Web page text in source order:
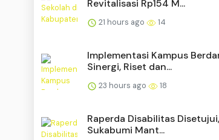
Revitalisasi Rp154 M...
21 hours ago 14
Implementasi Kampus
Sinergi, Riset dan...
23 hours ago 18
Raperda Disabilitas
Sukabumi Mant...